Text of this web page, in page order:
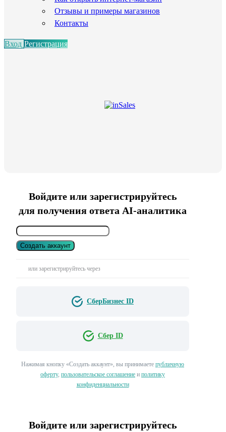
Отзывы и примеры магазинов
Контакты
Вход Регистрация
Войдите или зарегистрируйтесь
для получения ответа AI-аналитика
Создать аккаунт
или зарегистрируйтесь через
СберБизнес ID
Сбер ID
Нажимая кнопку «Создать аккаунт», вы принимаете публичную
оферту, пользовательское соглашение и политику
конфиденциальности
Войдите или зарегистрируйтесь